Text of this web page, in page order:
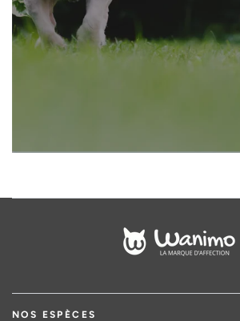
adresse
email
NOS ESPÈCES